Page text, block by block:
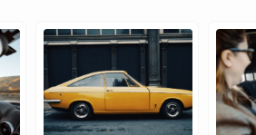
Zabytkowe
samochody,
czyli
historia
warta
fortunę
Jakie
auto
jest
dla